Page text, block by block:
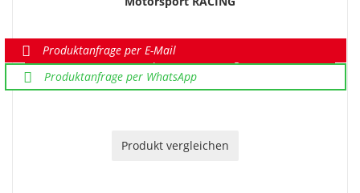
Sonderpreis auf Anfrage
Produktanfrage per E-Mail
Produktanfrage per WhatsApp
Produkt vergleichen